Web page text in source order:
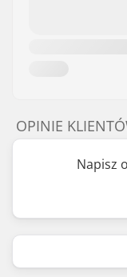
OPINIE
Napisz